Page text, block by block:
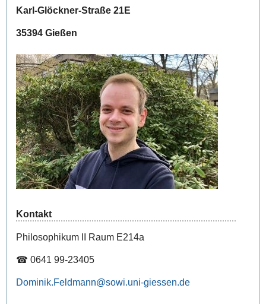
Karl-Glöckner-Straße 21E
35394 Gießen
Kontakt
Philosophikum II Raum E214a
☎ 0641 99-23405
Dominik.Feldmann